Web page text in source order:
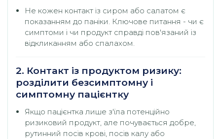
Не кожен контакт із сиром або салатом є
показанням до паніки. Ключове питання - чи є
симптоми і чи продукт справді пов'язаний із
відкликанням або спалахом.
2. Контакт із продуктом ризику:
розділити безсимптомну і
симптомну пацієнтку
Якщо пацієнтка лише з'їла потенційно
ризиковий продукт, але почувається добре,
рутинний посів крові, посів калу або